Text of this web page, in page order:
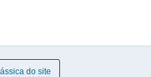
do site